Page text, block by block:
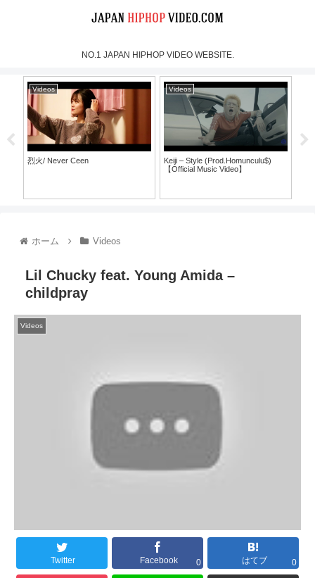
NO.1 JAPAN HIPHOP VIDEO WEBSITE.
Videos
烈火/ Never Ceen
Videos
Keiji – Style (Prod.Homunculu$)
【Official Music Video】
ホーム Videos
Lil Chucky feat. Young Amida –
childpray
Videos
Twitter Facebook 0 はてブ 0